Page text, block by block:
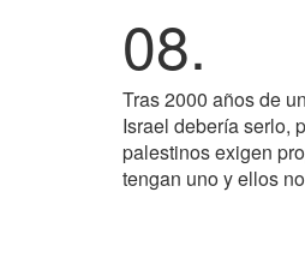
08.
Tras 2000 años de
Israel debería serlo,
palestinos exigen
tengan uno y ellos